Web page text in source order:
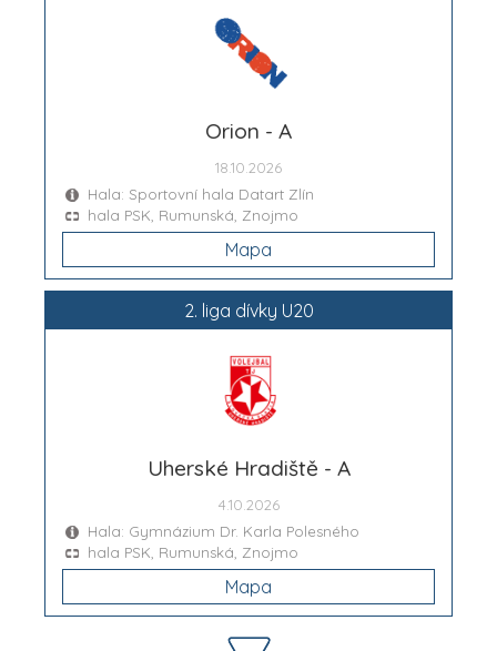
Orion - A
18.10.2026
Hala: Sportovní hala Datart Zlín
hala PSK, Rumunská, Znojmo
Mapa
2. liga dívky U20
Uherské Hradiště - A
4.10.2026
Hala: Gymnázium Dr. Karla Polesného
hala PSK, Rumunská, Znojmo
Mapa